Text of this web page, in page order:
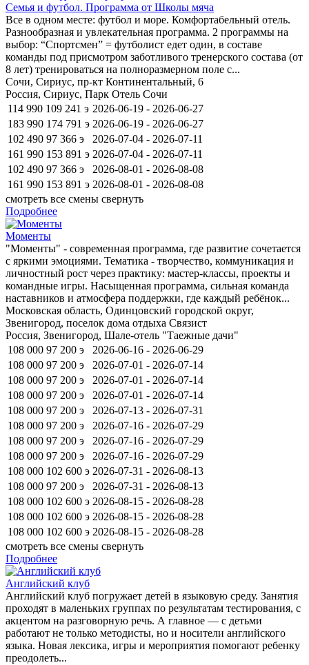
Семья и футбол. Программа от Школы мяча
Все в одном месте: футбол и море. Комфортабельный отель.
Разнообразная и увлекательная программа. 2 программы на
выбор: “Спортсмен” = футболист едет один, в составе
команды под присмотром заботливого тренерского состава (от
8 лет) тренироваться на полноразмерном поле с...
Сочи, Сириус, пр-кт Континентальный, 6
Россия, Сириус, Парк Отель Сочи
114 990 109 241 э 2026-06-19 - 2026-06-27
183 990 174 791 э 2026-06-19 - 2026-06-27
102 490 97 366 э
2026-07-04 - 2026-07-11
161 990 153 891 э 2026-07-04 - 2026-07-11
102 490 97 366 э
2026-08-01 - 2026-08-08
161 990 153 891 э 2026-08-01 - 2026-08-08
смотреть все смены свернуть
Подробнее
Моменты
"Моменты" - современная программа, где развитие сочетается
с яркими эмоциями. Тематика - творчество, коммуникация и
личностный рост через практику: мастер-классы, проекты и
командные игры. Насыщенная программа, сильная команда
наставников и атмосфера поддержки, где каждый ребёнок...
Московская область, Одинцовский городской округ,
Звенигород, поселок дома отдыха Связист
Россия, Звенигород, Шале-отель "Таежные дачи"
108 000 97 200 э
2026-06-16 - 2026-06-29
108 000 97 200 э
2026-07-01 - 2026-07-14
108 000 97 200 э
2026-07-01 - 2026-07-14
108 000 97 200 э
2026-07-01 - 2026-07-14
108 000 97 200 э
2026-07-13 - 2026-07-31
108 000 97 200 э
2026-07-16 - 2026-07-29
108 000 97 200 э
2026-07-16 - 2026-07-29
108 000 97 200 э
2026-07-16 - 2026-07-29
108 000 102 600 э 2026-07-31 - 2026-08-13
108 000 97 200 э
2026-07-31 - 2026-08-13
108 000 102 600 э 2026-08-15 - 2026-08-28
108 000 102 600 э 2026-08-15 - 2026-08-28
108 000 102 600 э 2026-08-15 - 2026-08-28
смотреть все смены свернуть
Подробнее
Английский клуб
Английский клуб погружает детей в языковую среду. Занятия
проходят в маленьких группах по результатам тестирования, с
акцентом на разговорную речь. А главное — с детьми
работают не только методисты, но и носители английского
языка. Новая лексика, игры и мероприятия помогают ребенку
преодолеть...